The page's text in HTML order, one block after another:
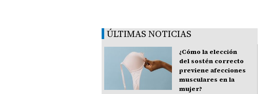
ÚLTIMAS NOTICIAS
¿Cómo la elección
del sostén correcto
previene afecciones
musculares en la
mujer?